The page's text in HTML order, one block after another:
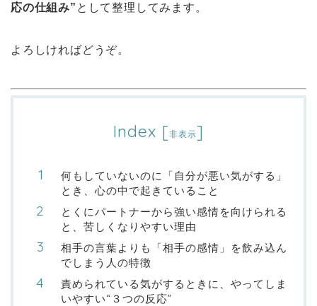
応の仕組み” として整理してみます。
よろしければどうぞ。
Index [非表示]
何もしていないのに「自分が悪い気がする」
とき、心の中で起きていること
とくにパートナーから強い感情を向けられる
と、苦しくなりやすい理由
相手の言葉よりも「相手の感情」を飲み込ん
でしまう人の特徴
責められている気がするときに、やってしま
いやすい“３つの反応”